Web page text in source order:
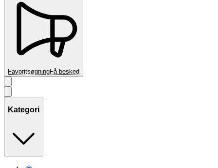
FavoritsøgningFå besked
Kategori